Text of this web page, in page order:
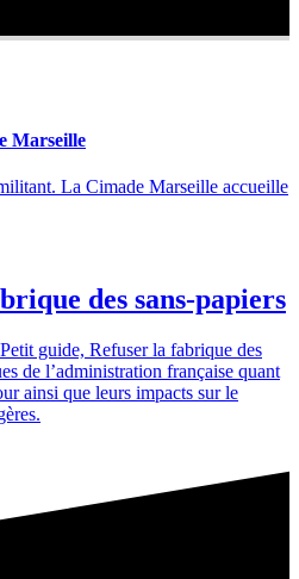
Marseille
La Cimade Marseille accueille
des sans-papiers
guide, Refuser la fabrique des
de l’administration française quant
ainsi que leurs impacts sur le